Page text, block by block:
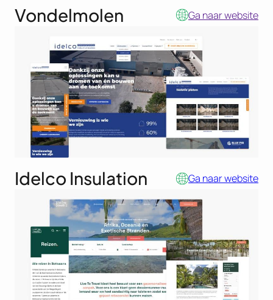
Vondelmolen Ga naar website
Idelco Insulation Ga naar website